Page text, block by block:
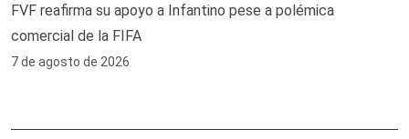
FVF reafirma su apoyo a Infantino pese a polémica
comercial de la FIFA
7 de agosto de 2026